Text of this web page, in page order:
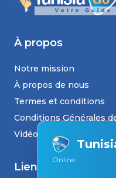
Online
À propos
Notre mission
À propos de nous
Termes et conditions
Conditions Générales
Vidéos
Liens